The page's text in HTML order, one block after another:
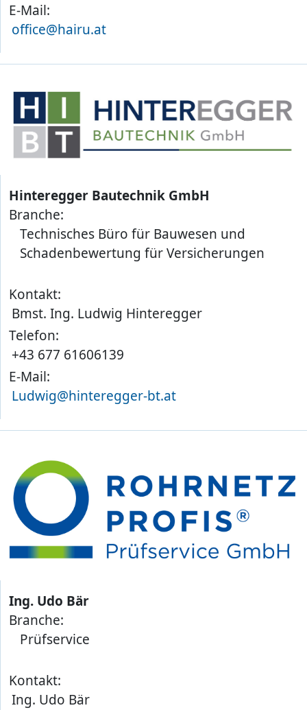
E-Mail:
office@hairu.at
Hinteregger Bautechnik GmbH
Branche:
Technisches Büro für Bauwesen und
Schadenbewertung für Versicherungen
Kontakt:
Bmst. Ing. Ludwig Hinteregger
Telefon:
+43 677 61606139
E-Mail:
Ludwig@hinteregger-bt.at
Ing. Udo Bär
Branche:
Prüfservice
Kontakt:
Ing. Udo Bär